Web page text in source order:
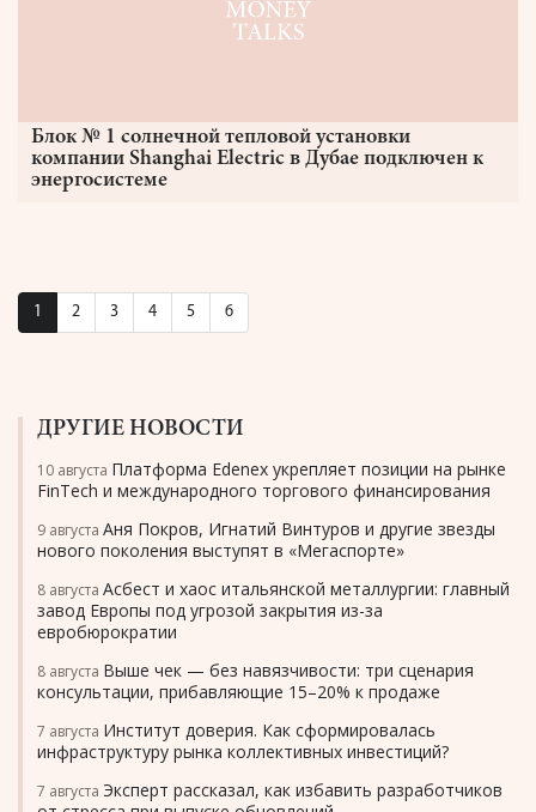
Блок № 1 солнечной тепловой установки
компании Shanghai Electric в Дубае подключен к
энергосистеме
1 2 3 4 5 6
ДРУГИЕ НОВОСТИ
10 августа Платформа Edenex укрепляет позиции на рынке
FinTech и международного торгового финансирования
9 августа Аня Покров, Игнатий Винтуров и другие звезды
нового поколения выступят в «Мегаспорте»
8 августа Асбест и хаос итальянской металлургии: главный
завод Европы под угрозой закрытия из-за
евробюрократии
8 августа Выше чек — без навязчивости: три сценария
консультации, прибавляющие 15–20% к продаже
7 августа Институт доверия. Как сформировалась
инфраструктуру рынка коллективных инвестиций?
7 августа Эксперт рассказал, как избавить разработчиков